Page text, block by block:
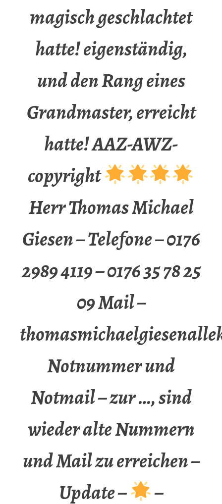
magisch geschlachtet
hatte! eigenständig,
und den Rang eines
Grandmaster, erreicht
hatte! AAZ-AWZ-
copyright
Herr Thomas Michael
Giesen – Telefone – 0176
2989 4119 – 0176 35 78 25
09 Mail –
Notnummer und
Notmail – zur …, sind
wieder alte Nummern
und Mail zu erreichen –
Update –
–